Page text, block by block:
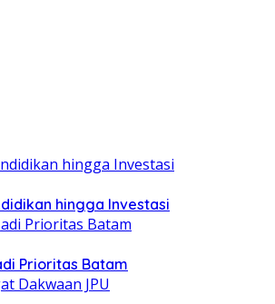
hingga Investasi
Prioritas Batam